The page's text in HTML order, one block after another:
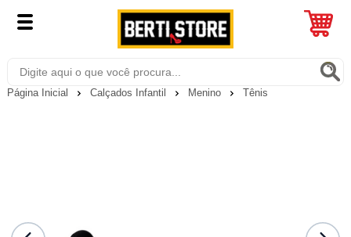
Página Inicial Calçados Infantil Menino Tênis